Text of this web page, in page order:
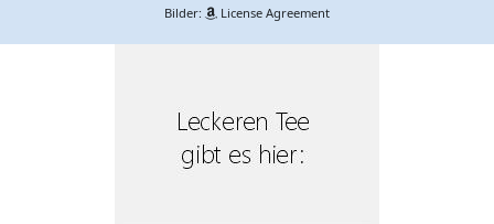
Bilder: License Agreement